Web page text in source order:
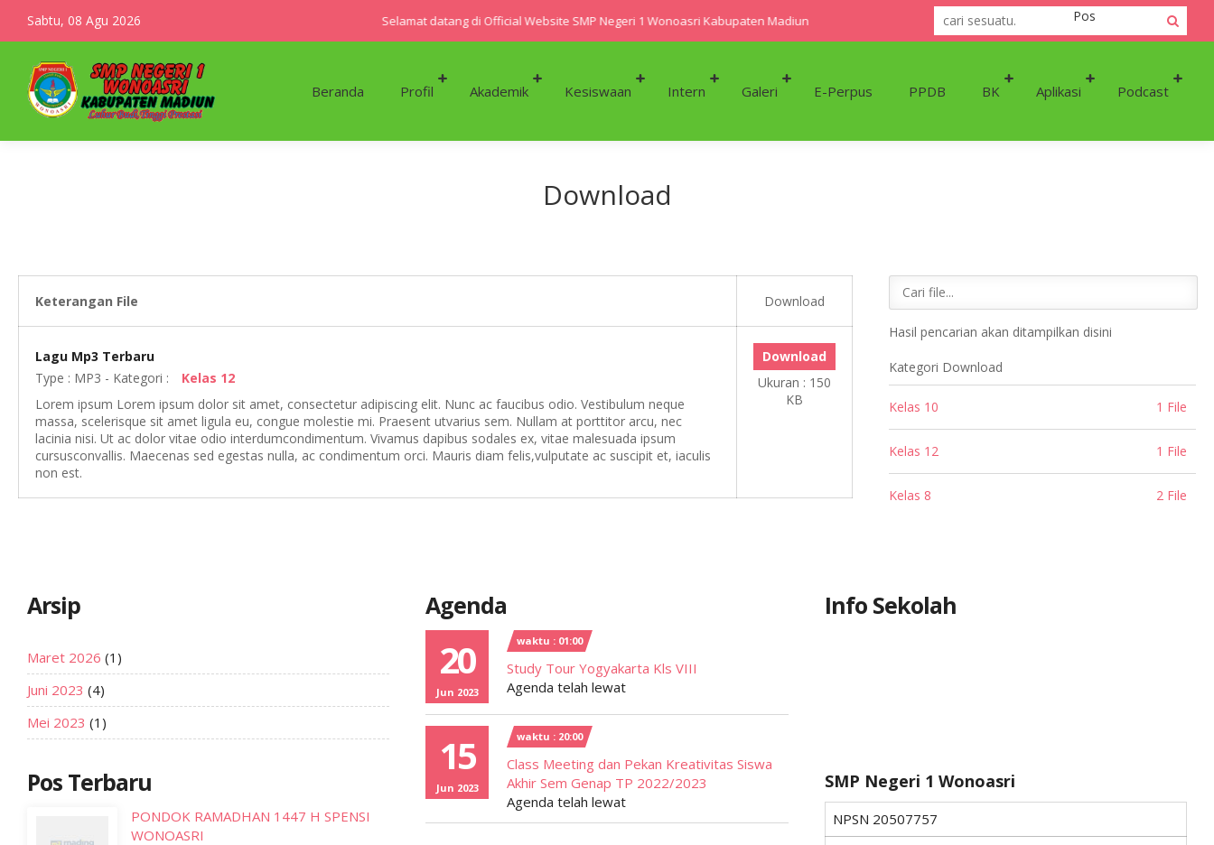
Sabtu, 08 Agu 2026 Selamat datang di Official Website SMP Negeri 1 Wonoasri Kabupaten Madiun
Beranda Profil Akademik Kesiswaan Intern Galeri E-Perpus PPDB BK Aplikasi Podcast
Download
Keterangan File Download
Lagu Mp3 Terbaru
Type : MP3 - Kategori :
Kelas 12
Lorem ipsum Lorem ipsum dolor sit amet, consectetur adipiscing elit. Nunc ac faucibus odio. Vestibulum neque
massa, scelerisque sit amet ligula eu, congue molestie mi. Praesent utvarius sem. Nullam at porttitor arcu, nec
lacinia nisi. Ut ac dolor vitae odio interdumcondimentum. Vivamus dapibus sodales ex, vitae malesuada ipsum
cursusconvallis. Maecenas sed egestas nulla, ac condimentum orci. Mauris diam felis,vulputate ac suscipit et, iaculis
non est.
Download
Ukuran : 150
KB
Hasil pencarian akan ditampilkan disini
Kategori Download
Kelas 10 1 File
Kelas 12 1 File
Kelas 8 2 File
Arsip
Maret 2026 (1)
Juni 2023 (4)
Mei 2023 (1)
Pos Terbaru
PONDOK RAMADHAN 1447 H SPENSI
WONOASRI
Agenda
20
Jun 2023
waktu : 01:00
Study Tour Yogyakarta Kls VIII
Agenda telah lewat
15
Jun 2023
waktu : 20:00
Class Meeting dan Pekan Kreativitas Siswa
Akhir Sem Genap TP 2022/2023
Agenda telah lewat
Info Sekolah
SMP Negeri 1 Wonoasri
NPSN 20507757